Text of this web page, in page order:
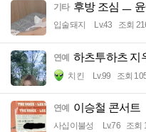
기타 후방 조심 ㅡ
입술돼지 Lv.43 조회
연예 하츠투하츠 지
치킨 Lv.99 조회
연예 이승철 콘서트
사십이불성 Lv.76 조회